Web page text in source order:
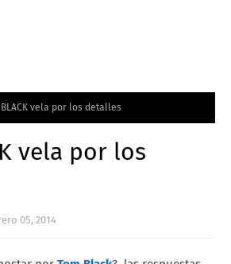
BLACK vela por los detalles
vela por los
05, 2014